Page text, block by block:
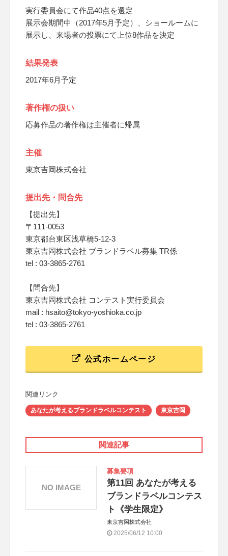
実行委員会にて作品40点を選定
展示会期間中（2017年5月予定）、ショールームに
展示し、来場者の投票にて上位8作品を決定
結果発表
2017年6月予定
著作権の扱い
応募作品の著作権は主催者に帰属
主催
東京吉岡株式会社
提出先・問合先
【提出先】
〒111-0053
東京都台東区浅草橋5-12-3
東京吉岡株式会社 ブランドラベル募集 TR係
tel : 03-3865-2761
【問合先】
東京吉岡株式会社 コンテスト実行委員会
mail : hsaito@tokyo-yoshioka.co.jp
tel : 03-3865-2761
公式ホームページ
関連リンク
あなたが考えるブランドラベルコンテスト 東京吉岡
関連記事
募集要項
第11回 あなたが考える
ブランドラベルコンテス
ト《学生限定》
東京吉岡株式会社
2025/06/12 10:00
NO IMAGE